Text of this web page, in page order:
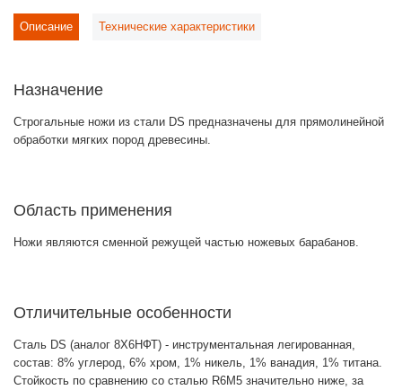
Описание Технические характеристики
Назначение
Строгальные ножи из стали DS предназначены для прямолинейной
обработки мягких пород древесины.
Область применения
Ножи являются сменной режущей частью ножевых барабанов.
Отличительные особенности
Сталь DS (аналог 8Х6НФТ) - инструментальная легированная,
состав: 8% углерод, 6% хром, 1% никель, 1% ванадия, 1% титана.
Стойкость по сравнению со сталью R6M5 значительно ниже, за